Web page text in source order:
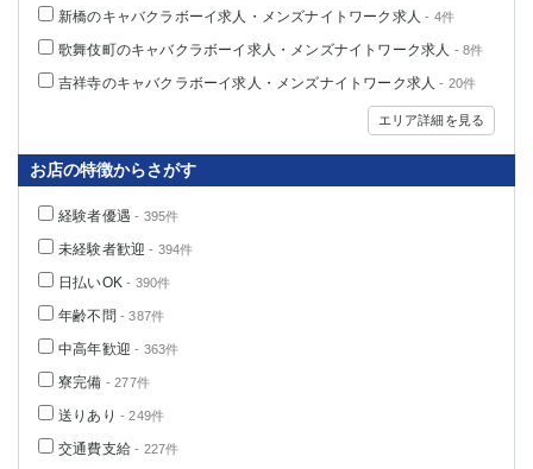
新橋のキャバクラボーイ求人・メンズナイトワーク求人 - 4件
歌舞伎町のキャバクラボーイ求人・メンズナイトワーク求人 - 8件
吉祥寺のキャバクラボーイ求人・メンズナイトワーク求人 - 20件
エリア詳細を見る
お店の特徴からさがす
経験者優遇 - 395件
未経験者歓迎 - 394件
日払いOK - 390件
年齢不問 - 387件
中高年歓迎 - 363件
寮完備 - 277件
送りあり - 249件
交通費支給 - 227件
大宮
南越谷
志木
川越
春日部
川口
蕨
千葉県
船橋
成田
西船橋
柏（西口）
柏（東口）